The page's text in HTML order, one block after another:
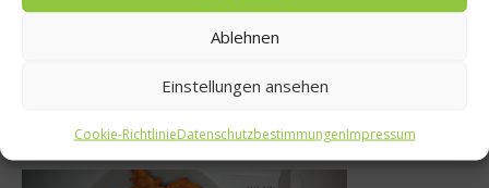
Ablehnen
Einstellungen ansehen
Cookie-RichtlinieDatenschutzbestimmungenImpressum